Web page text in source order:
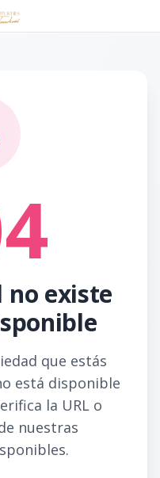
no existe
que estás
está disponible
la URL o
nuestras
Properties